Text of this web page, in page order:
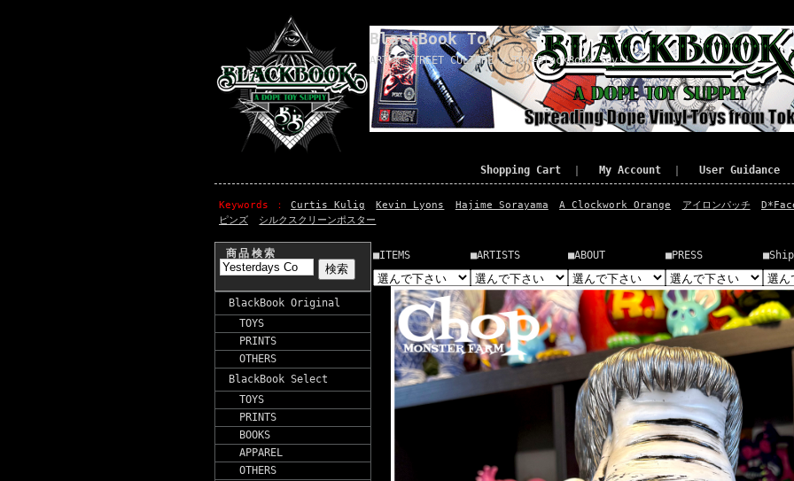
BlackBook Toy
ART x STREET CULTURE x TOY=BlackBook Toy!!
Shopping Cart My Account User Guidance
Keywords Curtis Kulig Kevin Lyons Hajime Sorayama A Clockwork Orange アイロンパッチ
ピンズ
シルクスクリーンポスター
商品検索
BlackBook Original
TOYS
PRINTS
OTHERS
BlackBook Select
TOYS
PRINTS
BOOKS
APPAREL
OTHERS
■ITEMS ■ARTISTS ■ABOUT ■PRESS